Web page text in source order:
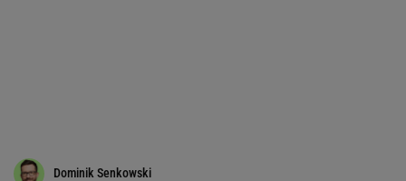
Dominik Senkowski